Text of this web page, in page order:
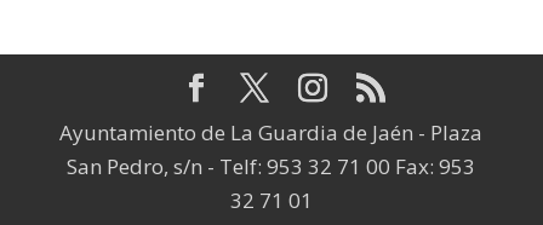
Ayuntamiento de La Guardia de Jaén - Plaza
San Pedro, s/n - Telf: 953 32 71 00 Fax: 953
32 71 01